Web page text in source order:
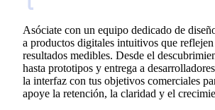
Asóciate con un equipo dedicado de
a productos digitales intuitivos que
resultados medibles. Desde el
hasta prototipos y entrega a
la interfaz con tus objetivos comerciales
apoye la retención, la claridad y el